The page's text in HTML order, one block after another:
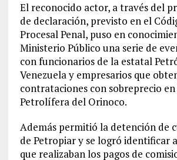
El reconocido actor, a través del
de declaración, previsto en el
Procesal Penal, puso en
Ministerio Público una serie de
con funcionarios de la estatal
Venezuela y empresarios que
contrataciones con sobreprecio en
Petrolífera del Orinoco.
Además permitió la detención de
de Petropiar y se logró identificar
que realizaban los pagos de